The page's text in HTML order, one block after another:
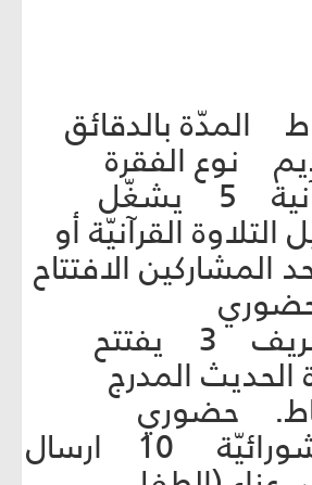
المدّة بالدقائق
نوع الفقرة
التلاوة القرآنية 5 يشغّل
التلاوة القرآنيّة أو
المشاركين الافتتاح
الحديث الشريف 3 يفتتح
الحديث المدرج
حضوري
السيرة العاشورائيّة 10 ارسال